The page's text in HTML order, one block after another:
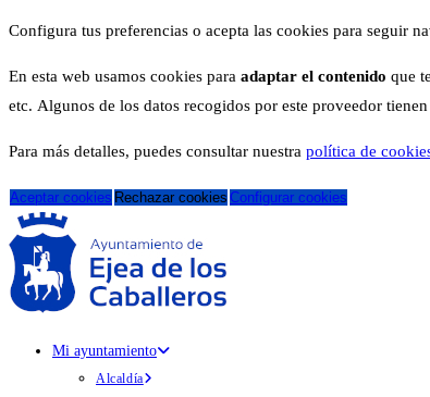
Configura tus preferencias o acepta las cookies para seguir
En esta web usamos cookies para adaptar el contenido que
etc. Algunos de los datos recogidos por este proveedor
Para más detalles, puedes consultar nuestra política de
Aceptar cookies Rechazar cookies Configurar cookies
Mi ayuntamiento
Alcaldía